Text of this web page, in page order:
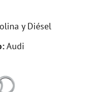
y Diésel
Audi